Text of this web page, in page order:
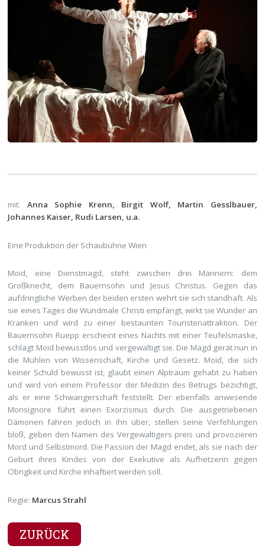
mit: Anna Sophie Krenn, Birgit Wolf, Martin Gesslbauer,
Johannes Kaiser, Rudi Larsen, u.a.
Eine Produktion der Schaubühne Wien
Moid, eine Dienstmagd, steht zwischen drei Männern: dem
Großknecht, dem Bauernsohn und Jesus Christus. Gegen das
aufdringliche Werben der beiden ersten wehrt sie sich standhaft. Als
sie eines Tages die Wundmale Christi empfängt, wirkt sie Wunder an
Kranken und wird zu einer bestaunten Touristenattraktion. Der
Bauernsohn Ruepp erscheint eines Nachts mit einer Teufelsmaske,
schlägt Moid bewusstlos und vergewaltigt sie. Die Magd gerät nun in
die Mühlen von Wissenschaft, Kirche und Gesetz. Moid, die sich
keiner Schuld bewusst ist, glaubt einen Alptraum gehabt zu haben
und wird von einem Professor der Medizin des Betrugs bezichtigt,
als er eine Schwangerschaft feststellt. Der ebenfalls anwesende
Monsignore führt einen Exorzismus durch. Die ausgetriebenen
Dämonen fahren jedoch in ihn über, stellen seine Verfehlungen
bloß, geben den Namen des Vergewaltigers preis und provozieren
Mord und Selbstmord. Die Passion der Magd endet, als sie nach der
Geburt ihres Kindes von der Exekutive als Aufhetzerin gegen
Obrigkeit und Kirche inhaftiert werden soll.
Regie: Marcus Strahl
ZURÜCK